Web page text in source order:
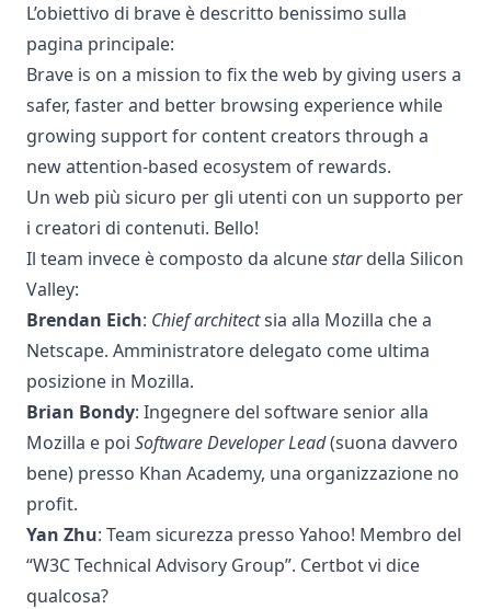
L’obiettivo di brave è descritto benissimo sulla
pagina principale:
Brave is on a mission to fix the web by giving users a
safer, faster and better browsing experience while
growing support for content creators through a
new attention-based ecosystem of rewards.
Un web più sicuro per gli utenti con un supporto per
i creatori di contenuti. Bello!
Il team invece è composto da alcunestardella Silicon
Valley:
Brendan Eich: Chief architectsia alla Mozilla che a
Netscape. Amministratore delegato come ultima
posizione in Mozilla.
Brian Bondy: Ingegnere del software senior alla
Mozilla e poi Software Developer Lead(suona davvero
bene) presso Khan Academy, una organizzazione no
profit.​
Yan Zhu: Team sicurezza presso Yahoo! Membro del
“W3C Technical Advisory Group”. Certbotvi dice
qualcosa?